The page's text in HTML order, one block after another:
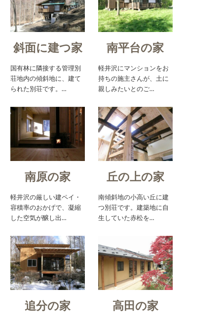
斜面に建つ家
国有林に隣接する管理別
荘地内の傾斜地に、建て
られた別荘です。…
南平台の家
軽井沢にマンションをお
持ちの施主さんが、土に
親しみたいとのご…
南原の家
軽井沢の厳しい建ペイ・
容積率のおかげで、凝縮
した空気が醸し出…
丘の上の家
南傾斜地の小高い丘に建
つ別荘です。建築地に自
生していた赤松を…
追分の家 高田の家